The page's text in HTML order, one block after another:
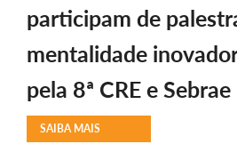
participam de
mentalidade
pela 8ª CRE e Sebrae
SAIBA MAIS